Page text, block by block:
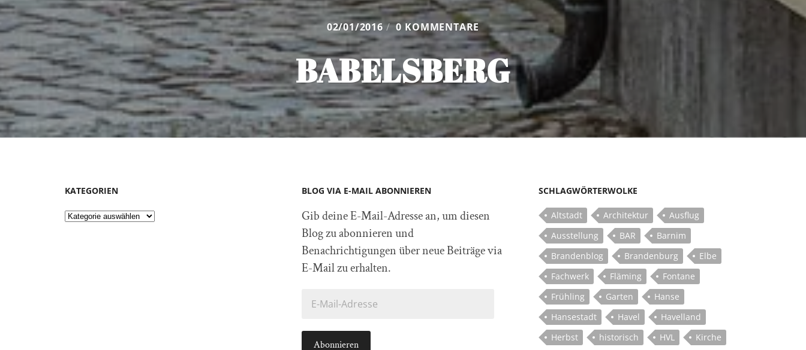
02/01/2016 / 0 KOMMENTARE
BABELSBERG
KATEGORIEN
Kategorien
BLOG VIA E-MAIL ABONNIEREN
Gib deine E-Mail-Adresse an, um diesen
Blog zu abonnieren und
Benachrichtigungen über neue Beiträge via
E-Mail zu erhalten.
Mail-
Abonnieren
SCHLAGWÖRTERWOLKE
Altstadt Architektur
Ausflug
Ausstellung
BAR
Barnim
Brandenblog
Brandenburg
Elbe
Fachwerk
Fläming
Fontane
Frühling
Garten
Hanse
Hansestadt
Havel
Havelland
Herbst
historisch HVL Kirche